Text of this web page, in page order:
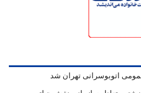
اتوبوسرانی تهران شد